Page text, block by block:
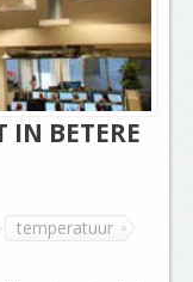
IN BETERE
temperatuur